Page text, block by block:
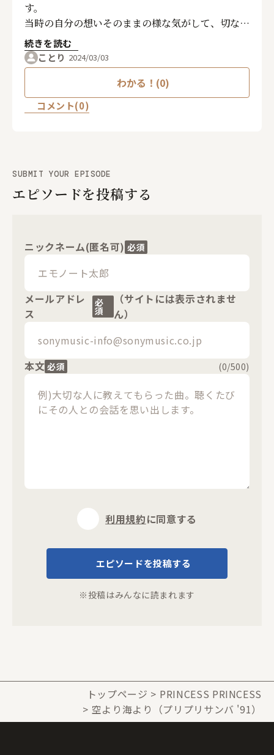
す。
当時の自分の想いそのままの様な気がして、切なく
なる曲です。
続きを読む
ことり 2024/03/03
わかる！(0)
コメント(0)
SUBMIT YOUR EPISODE
エピソードを投稿する
ニックネーム(匿名可) 必須
メールアドレ
ス
必
須
（サイトには表示されませ
ん）
本文 必須 (0/500)
利用規約に同意する
エピソードを投稿する
※投稿はみんなに読まれます
トップページ
PRINCESS PRINCESS
空より海より（プリプリサンバ '91）